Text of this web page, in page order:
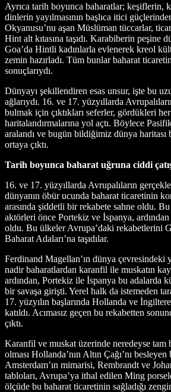
Ayrıca tarih boyunca baharatlar; keşiflerin,
dinlerin yayılmasının başlıca itici
Okyanusu’nu aşan Müslüman tüccarlar,
Hint alt kıtasına taşıdı. Karabiberin peşine
Goa’da Hintli kadınlarla evlenerek kreol
zemin hazırladı. Tüm bunlar baharat
sonuçlarıydı.
Dünyayı şekillendiren esas unsur, işte bu
ağlarıydı. 16. ve 17. yüzyıllarda
bulmak için çıktıkları seferler, gördükleri
haritalandırmalarına yol açtı. Böylece
aralandı ve bugün bildiğimiz dünya haritası
ortaya çıktı.
Tarih boyunca baharat uğruna ciddi
16. ve 17. yüzyıllarda Avrupalıların
dünyanın öbür ucunda baharat ticaretinin
arasında şiddetli bir rekabete sahne oldu.
aktörleri önce Portekiz ve İspanya,
oldu. Bu ülkeler Avrupa’daki rekabetlerini
Baharat Adaları’na taşıdılar.
Ferdinand Magellan’ın dünya çevresindeki
nadir baharatlardan karanfil ile muskatın
ardından, Portekiz ile İspanya bu adalarda
bir savaşa girişti. Yerel halk da istemeden
17. yüzyılın başlarında Hollanda ve
katıldı. Acımasız geçen bu rekabetten
çıktı.
Karanfil ve muskat üzerinde neredeyse tam
olması Hollanda’nın Altın Çağı’nı
Amsterdam’ın mimarisi, Rembrandt ve
tabloları, Avrupa’ya ithal edilen Ming
ölçüde bu baharat ticaretinin sağladığı